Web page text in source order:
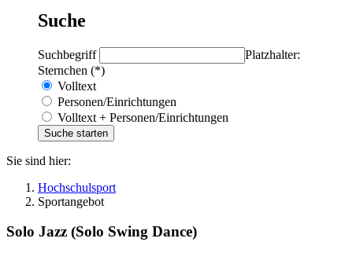
Suche
Suchbegriff
Platzhalter:
Sternchen (*)
Volltext
Personen/Einrichtungen
Volltext + Personen/Einrichtungen
Sie sind hier:
Hochschulsport
Sportangebot
Solo Jazz (Solo Swing Dance)